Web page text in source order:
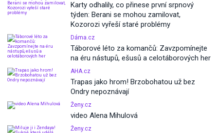
Karty odhalily, co přinese první srpnový
týden: Berani se mohou zamilovat,
Kozorozi vyřeší staré problémy
Dáma.cz
Táborové léto za komančů: Zavzpomínejte
na éru nástupů, ešusů a celotáborových her
AHA.cz
Trapas jako hrom! Brzobohatou už bez
Ondry nepoznávají
Ženy.cz
video Alena Mihulová
Ženy.cz